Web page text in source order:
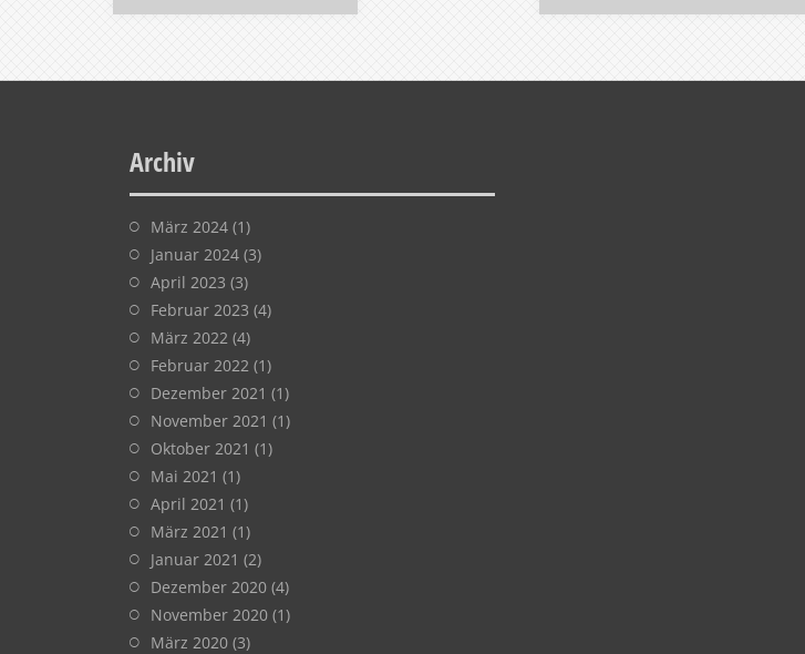
Archiv
März 2024 (1)
Januar 2024 (3)
April 2023 (3)
Februar 2023 (4)
März 2022 (4)
Februar 2022 (1)
Dezember 2021 (1)
November 2021 (1)
Oktober 2021 (1)
Mai 2021 (1)
April 2021 (1)
März 2021 (1)
Januar 2021 (2)
Dezember 2020 (4)
November 2020 (1)
März 2020 (3)